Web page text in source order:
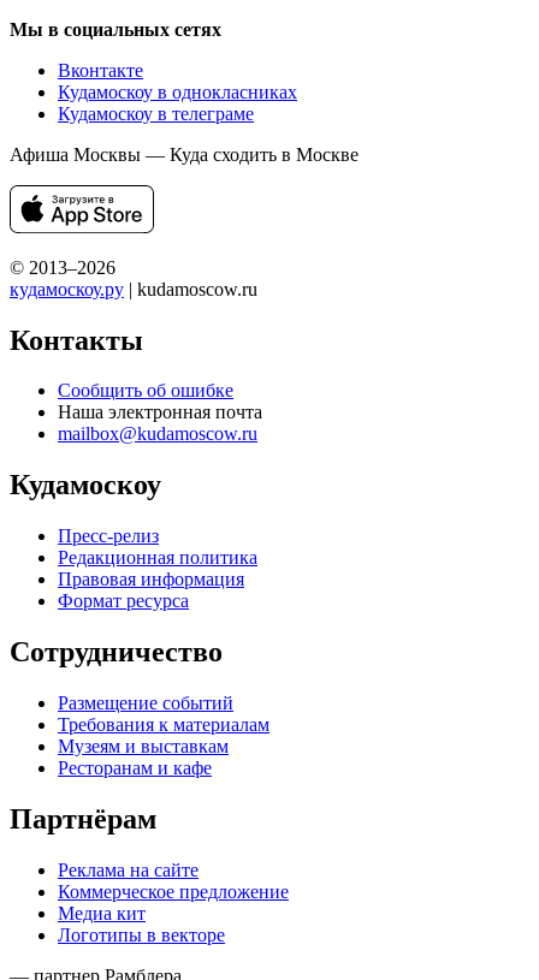
Мы в социальных сетях
Вконтакте
Кудамоскоу в однокласниках
Кудамоскоу в телеграме
Афиша Москвы — Куда сходить в Москве
© 2013–2026
кудамоскоу.ру | kudamoscow.ru
Контакты
Сообщить об ошибке
Наша электронная почта
mailbox@kudamoscow.ru
Кудамоскоу
Пресс-релиз
Редакционная политика
Правовая информация
Формат ресурса
Сотрудничество
Размещение событий
Требования к материалам
Музеям и выставкам
Ресторанам и кафе
Партнёрам
Реклама на сайте
Коммерческое предложение
Медиа кит
Логотипы в векторе
— партнер Рамблера